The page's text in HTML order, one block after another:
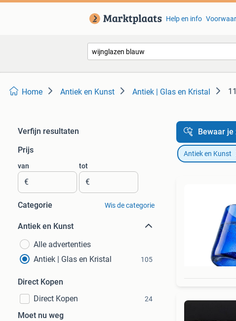
Help en info
Home Antiek en Kunst Antiek | Glas en Kristal
Verfijn resultaten
Prijs
van
€
tot
€
Categorie Wis de categorie
Antiek en Kunst
Alle advertenties
Antiek | Glas en Kristal
105
Direct Kopen
Direct Kopen
24
Moet nu weg
Bewaar
Antiek en Kunst